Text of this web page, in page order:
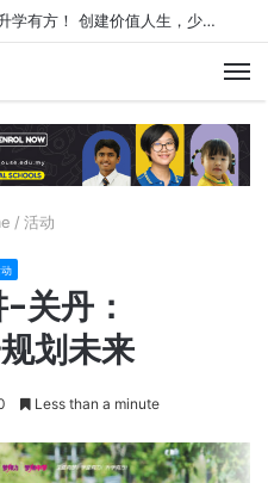
让孩子生涯有梦，学涯有力，升学有方！ 创建价值人生，少走人生弯路！
/ 活动
关丹：
划未来
Less than a minute